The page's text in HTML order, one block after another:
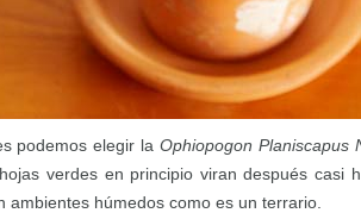
podemos elegir la Ophiopogon Planiscapus
verdes en principio viran después casi
ambientes húmedos como es un terrario.